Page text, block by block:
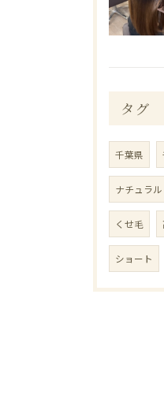
タグ
千葉県
ナチュラル
くせ毛
ショート